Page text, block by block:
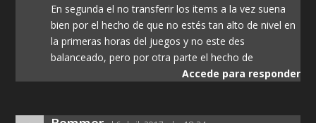
En segunda el no transferir los items a la vez suena
bien por el hecho de que no estés tan alto de nivel en
la primeras horas del juegos y no este des
balanceado, pero por otra parte el hecho de
Accede para responder